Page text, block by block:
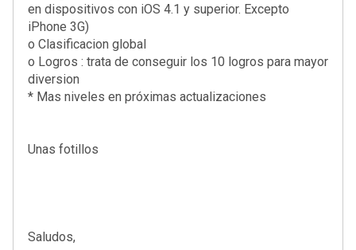
en dispositivos con iOS 4.1 y superior. Excepto
iPhone 3G)
o Clasificacion global
o Logros : trata de conseguir los 10 logros para mayor
diversion
* Mas niveles en próximas actualizaciones
Unas fotillos
Saludos,